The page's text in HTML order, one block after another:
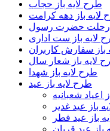
طرح لایه باز حجاب
لایه باز دهه کرامت
رحلت حضرت رسول
لایه باز ست اداری
باز سفارش کاربران
لایه باز شعار سال
طرح لایه باز شهدا
طرح لایه باز عید
اعیاد شعبانیه
باز عید غدیر
باز عید فطر